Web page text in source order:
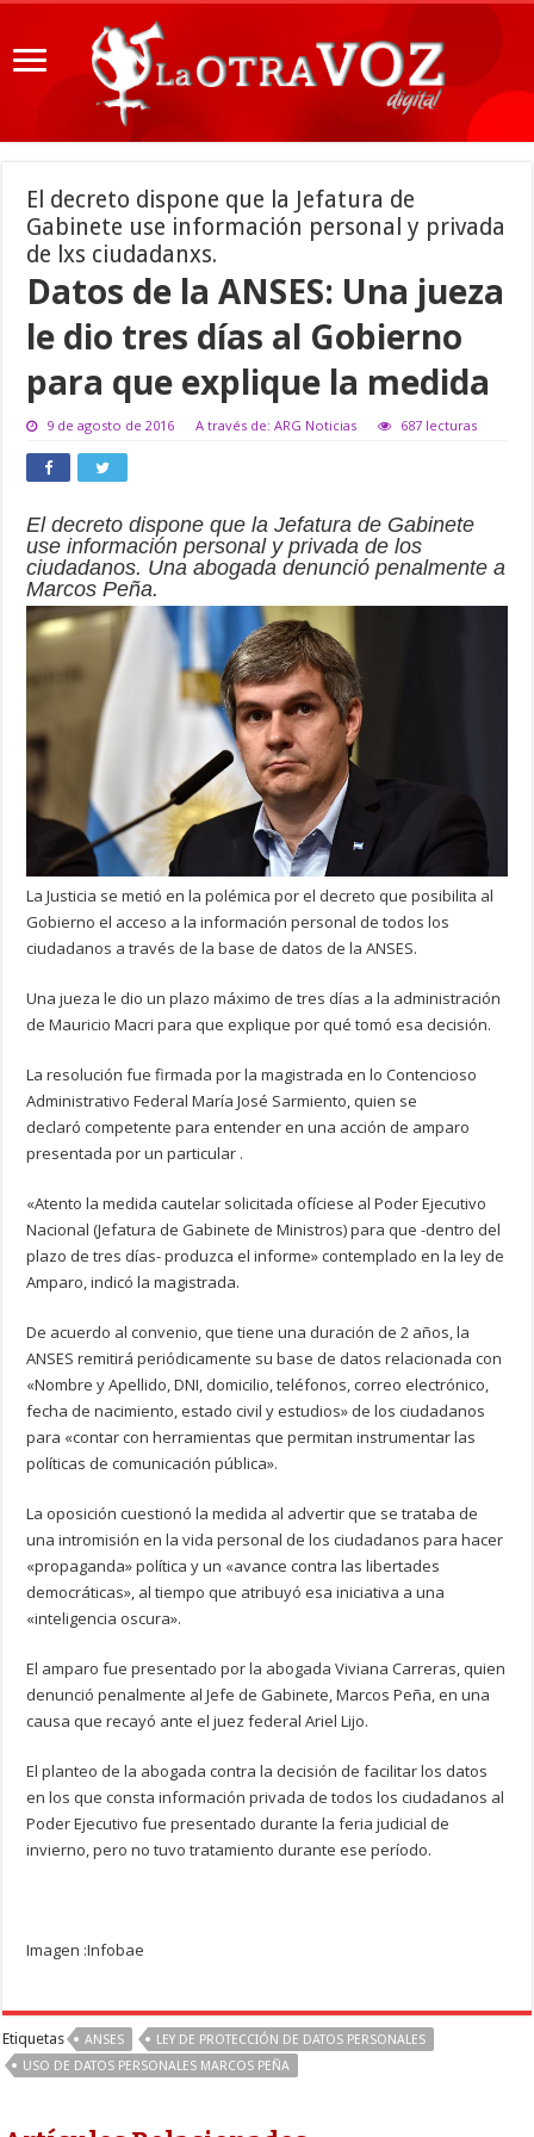
El decreto dispone que la Jefatura de
Gabinete use información personal y privada
de lxs ciudadanxs.
Datos de la ANSES: Una jueza
le dio tres días al Gobierno
para que explique la medida
9 de agosto de 2016 A través de: ARG Noticias 687 lecturas
El decreto dispone que la Jefatura de Gabinete
use información personal y privada de los
ciudadanos. Una abogada denunció penalmente a
Marcos Peña.
La Justicia se metió en la polémica por el decreto que posibilita al
Gobierno el acceso a la información personal de todos los
ciudadanos a través de la base de datos de la ANSES.
Una jueza le dio un plazo máximo de tres días a la administración
de Mauricio Macri para que explique por qué tomó esa decisión.
La resolución fue firmada por la magistrada en lo Contencioso
Administrativo Federal María José Sarmiento, quien se
declaró competente para entender en una acción de amparo
presentada por un particular .
«Atento la medida cautelar solicitada ofíciese al Poder Ejecutivo
Nacional (Jefatura de Gabinete de Ministros) para que -dentro del
plazo de tres días- produzca el informe» contemplado en la ley de
Amparo, indicó la magistrada.
De acuerdo al convenio, que tiene una duración de 2 años, la
ANSES remitirá periódicamente su base de datos relacionada con
«Nombre y Apellido, DNI, domicilio, teléfonos, correo electrónico,
fecha de nacimiento, estado civil y estudios» de los ciudadanos
para «contar con herramientas que permitan instrumentar las
políticas de comunicación pública».
La oposición cuestionó la medida al advertir que se trataba de
una intromisión en la vida personal de los ciudadanos para hacer
«propaganda» política y un «avance contra las libertades
democráticas», al tiempo que atribuyó esa iniciativa a una
«inteligencia oscura».
El amparo fue presentado por la abogada Viviana Carreras, quien
denunció penalmente al Jefe de Gabinete, Marcos Peña, en una
causa que recayó ante el juez federal Ariel Lijo.
El planteo de la abogada contra la decisión de facilitar los datos
en los que consta información privada de todos los ciudadanos al
Poder Ejecutivo fue presentado durante la feria judicial de
invierno, pero no tuvo tratamiento durante ese período.
Imagen :Infobae
Etiquetas ANSES
LEY DE PROTECCIÓN DE DATOS PERSONALES
USO DE DATOS PERSONALES MARCOS PEÑA